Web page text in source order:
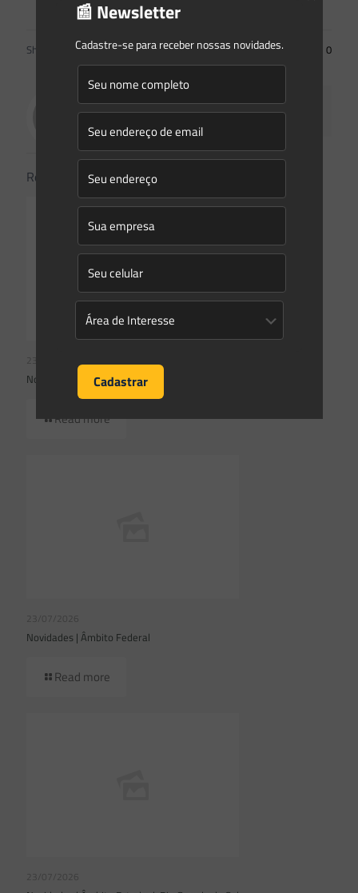
Share 0
Saes Advogados
Related posts
23/07/2026
Novidades | Âmbito Federal
Read more
23/07/2026
Novidades | Âmbito Federal
Read more
23/07/2026
📰 Newsletter
Cadastre-se para receber nossas novidades.